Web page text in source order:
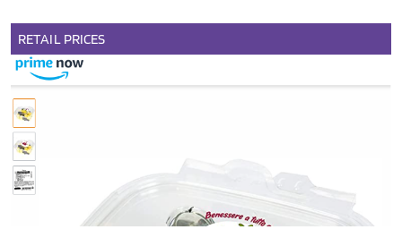
RETAIL PRICES